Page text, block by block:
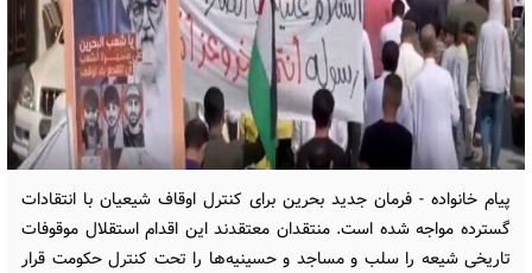
پیام خانواده - فرمان جدید بحرین برای کنترل اوقاف شیعیان با انتقادات
گسترده مواجه شده است. منتقدان معتقدند این اقدام استقلال موقوفات
تاریخی شیعه را سلب و مساجد و حسینیه‌ها را تحت کنترل حکومت قرار